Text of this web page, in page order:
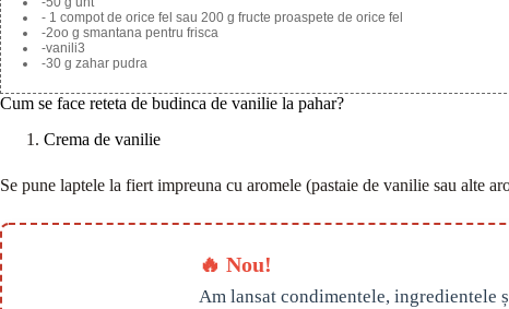
- 1 compot de orice fel sau 200 g fructe proaspete de orice fel
-2oo g smantana pentru frisca
-vanili3
-30 g zahar pudra
Cum se face reteta de budinca de vanilie la pahar?
Crema de vanilie
Se pune laptele la fiert impreuna cu aromele (pastaie de vanilie sau alte
🔥 Nou!
Am lansat condimentele, ingredientele